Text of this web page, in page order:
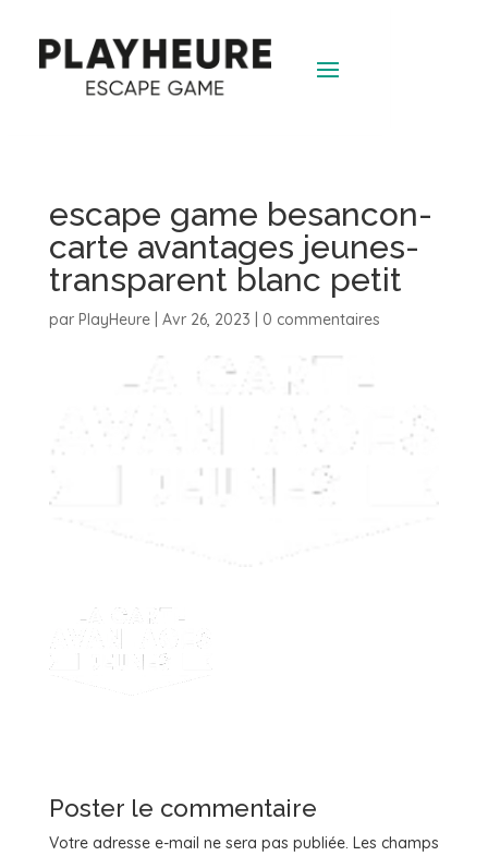
escape game besancon-
carte avantages jeunes-
transparent blanc petit
par PlayHeure| Avr 26, 2023 0 commentaires
Poster le commentaire
Votre adresse e-mail ne sera pas publiée. Les champs